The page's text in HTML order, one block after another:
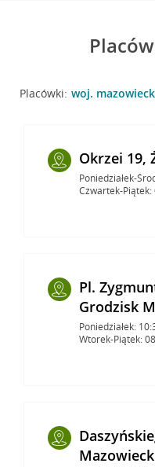
Placówki: woj.
Okrzei 19,
Poniedziałek-
Czwartek-Piątek:
Pl.
Grodzisk
Poniedziałek:
Wtorek-Piątek: